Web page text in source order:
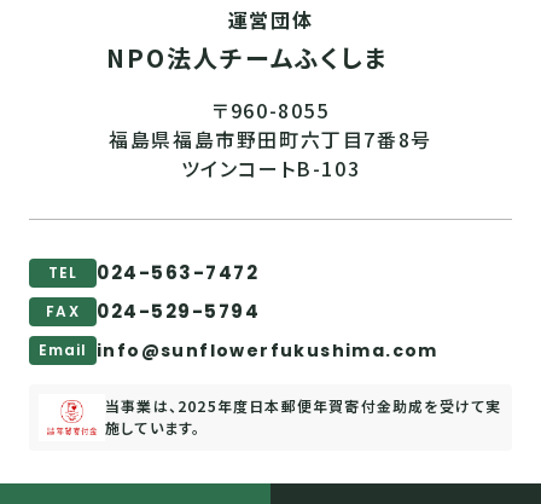
運営団体
NPO法人チームふくしま
〒960-8055
福島県福島市野田町六丁目7番8号
ツインコートB-103
TEL 024-563-7472
FAX 024-529-5794
Email info@sunflowerfukushima.com
当事業は、2025年度日本郵便年賀寄付金助成を受けて実
施しています。